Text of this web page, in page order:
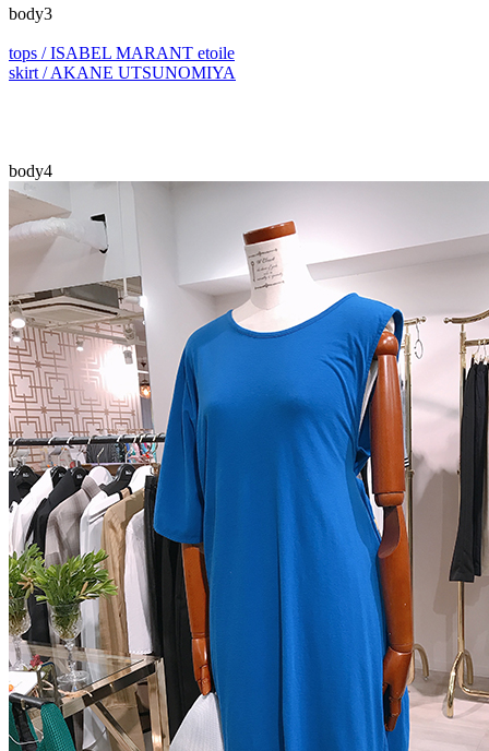
body3
tops / ISABEL MARANT etoile
skirt / AKANE UTSUNOMIYA
body4